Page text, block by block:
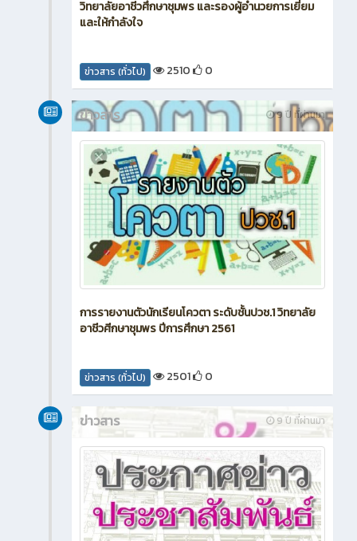
วิทยาลัยอาชีวศึกษาชุมพร และรองผู้อำนวยการเยี่ยม
และให้กำลังใจ
ข่าวสาร (ทั่วไป) 2510 0
9 ปี ที่ผ่านมา
ข่าวสาร
การรายงานตัวนักเรียนโควตา ระดับชั้นปวช.1 วิทยาลัย
อาชีวศีกษาชุมพร ปีการศึกษา 2561
ข่าวสาร (ทั่วไป) 2501 0
9 ปี ที่ผ่านมา
ข่าวสาร